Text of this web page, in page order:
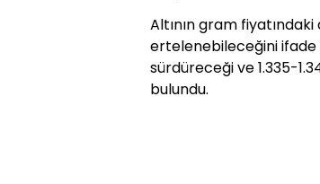
Altının gram
ertelenebileceğini ifade
sürdüreceği ve 1.335-
bulundu.